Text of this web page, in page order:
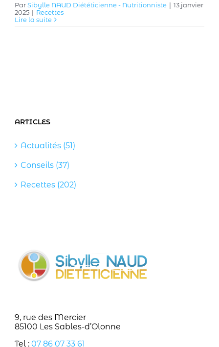
ParSibylle NAUD Diététicienne - Nutritionniste | 13 janvier
2025 | Recettes
Lire la suite
ARTICLES
Actualités (51)
Conseils (37)
Recettes (202)
9, rue des Mercier
85100 Les Sables-d’Olonne
Tel : 07 86 07 33 61